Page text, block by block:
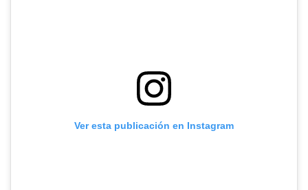
Ver esta publicación en Instagram